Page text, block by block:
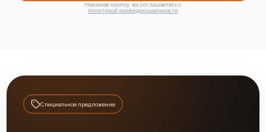
Нажимая кнопку, вы соглашаетесь с
политикой конфиденциальности
Специальное предложение